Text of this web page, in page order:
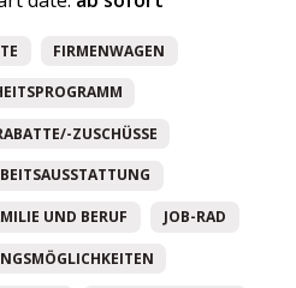
FIRMENWAGEN
ZUSCHÜSSE
UND BERUF JOB-RAD